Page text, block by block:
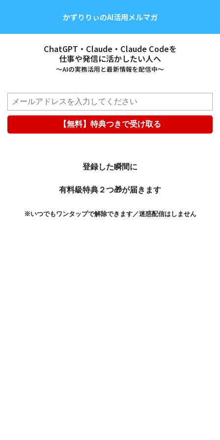
かずりりぃのAI活用メルマガ
ChatGPT・Claude・Claude Codeを
仕事や発信に活かしたい人へ
〜AIの実務活用と最新情報を配信中〜
【無料】特典つきで受け取る
登録した瞬間に
有料級特典２つ🎁が届きます
※いつでもワンタップで解除できます／迷惑配信はしません